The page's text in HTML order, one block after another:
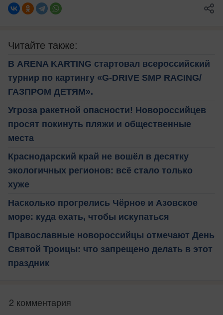
Читайте также:
В ARENA KARTING стартовал всероссийский
турнир по картингу «G-DRIVE SMP RACING/
ГАЗПРОМ ДЕТЯМ».
Угроза ракетной опасности! Новороссийцев
просят покинуть пляжи и общественные
места
Краснодарский край не вошёл в десятку
экологичных регионов: всё стало только
хуже
Насколько прогрелись Чёрное и Азовское
море: куда ехать, чтобы искупаться
Православные новороссийцы отмечают День
Святой Троицы: что запрещено делать в этот
праздник
2 комментария